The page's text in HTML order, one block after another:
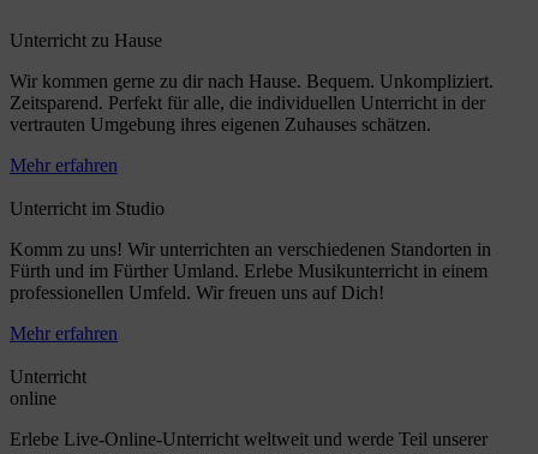
Unterricht zu Hause
Wir kommen gerne zu dir nach Hause. Bequem. Unkompliziert.
Zeitsparend. Perfekt für alle, die individuellen Unterricht in der
vertrauten Umgebung ihres eigenen Zuhauses schätzen.
Mehr erfahren
Unterricht im Studio
Komm zu uns! Wir unterrichten an verschiedenen Standorten in
Fürth und im Fürther Umland. Erlebe Musikunterricht in einem
professionellen Umfeld. Wir freuen uns auf Dich!
Mehr erfahren
Unterricht
online
Erlebe Live-Online-Unterricht weltweit und werde Teil unserer